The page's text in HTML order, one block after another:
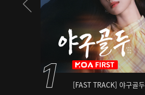
[FAST TRACK] 야구골두